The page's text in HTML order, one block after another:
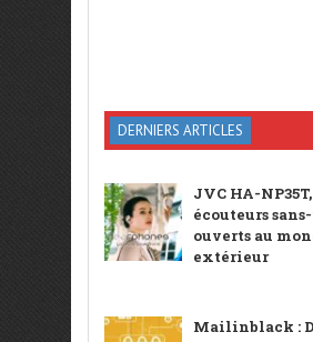
DERNIERS ARTICLES
JVC HA-NP35T,
écouteurs
ouverts au
extérieur
Mailinblack :